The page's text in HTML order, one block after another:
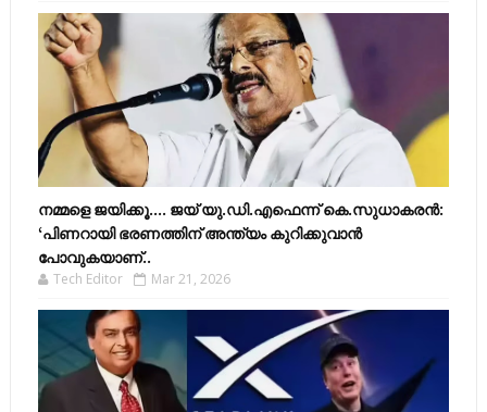
നമ്മളെ ജയിക്കൂ.... ജയ് യു.ഡി.എഫെന്ന് കെ.സുധാകരൻ:
‘പിണറായി ഭരണത്തിന് അന്ത്യം കുറിക്കുവാൻ
പോവുകയാണ്..
Tech Editor Mar 21, 2026